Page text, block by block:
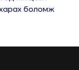
боломж